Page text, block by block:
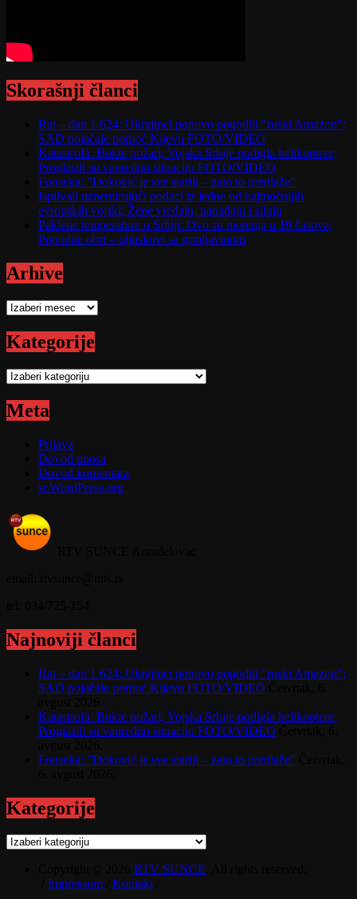
Skorašnji članci
Rat – dan 1.624: Ukrajinci ponovo pogodili "ruski Amazon";
SAD pojačale pomoć Kijevu FOTO/VIDEO
Katastrofa: Bukte požari; Vojska Srbije podigla helikoptere;
Proglasili su vanrednu situaciju FOTO/VIDEO
Fonseka: "Đoković je sve stariji – zato to predlaže"
Isplivali uznemirujući podaci iz jedne od najmoćnijih
evropskih vojski; Žene vređaju, napadaju i siluju
Paklene temperature u Srbiji: Ovo su merenja u 10 časova;
Popodne obrt – pljuskovi sa grmljavinom
Arhive
Arhive
Kategorije
Kategorije
Meta
Prijava
Dovod unosa
Dovod komentara
sr.WordPress.org
Najnoviji članci
Rat – dan 1.624: Ukrajinci ponovo pogodili "ruski Amazon";
SAD pojačale pomoć Kijevu FOTO/VIDEO
Katastrofa: Bukte požari; Vojska Srbije podigla helikoptere;
Proglasili su vanrednu situaciju FOTO/VIDEO
Fonseka: "Đoković je sve stariji – zato to predlaže"
Kategorije
Kategorije
RTV SUNCE
Impressum Kontakt/